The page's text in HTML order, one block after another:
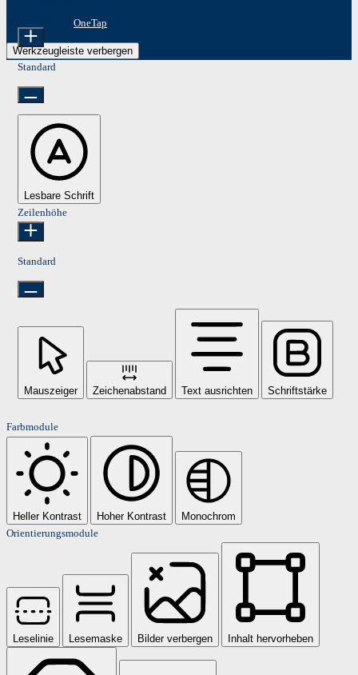
OneTap
Werkzeugleiste verbergen
Standard
Lesbare Schrift
Zeilenhöhe
Standard
Mauszeiger Zeichenabstand Text ausrichten Schriftstärke
Farbmodule
Heller Kontrast Hoher Kontrast
Monochrom
Orientierungsmodule
Leselinie Lesemaske Bilder verbergen Inhalt hervorheben